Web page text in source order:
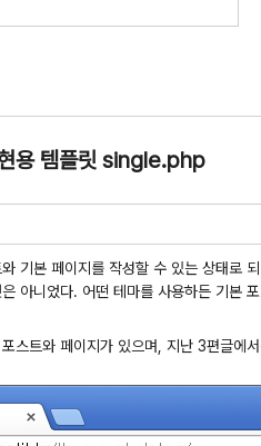
용 템플릿 single.php
기본 페이지를 작성할 수 있는 상태로
아니었다. 어떤 테마를 사용하든 기본
스트와 페이지가 있으며, 지난 3편글에